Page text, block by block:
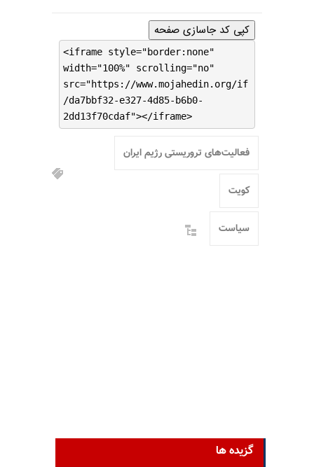
کپی کد جاسازی صفحه
<iframe style="border:none"
width="100%" scrolling="no"
src="https://www.mojahedin.org/if
/da7bbf32-e327-4d85-b6b0-
2dd13f70cdaf"></iframe>
فعالیت‌های تروریستی رژیم ایران
کویت
سیاست
گزیده ها